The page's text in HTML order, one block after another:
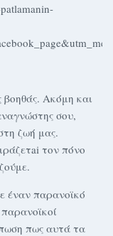
βοηθάς. Ακόμη και
σου,
ζωή μας.
τον πόνο
έναν παρανοϊκό
πως αυτά τα